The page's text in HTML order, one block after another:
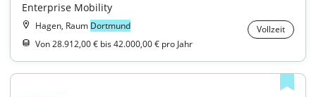
Enterprise Mobility
Hagen, Raum Dortmund
Vollzeit
Von 28.912,00 € bis 42.000,00 € pro Jahr